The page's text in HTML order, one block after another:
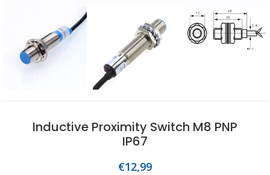
Inductive Proximity Switch M8 PNP
IP67
€12,99